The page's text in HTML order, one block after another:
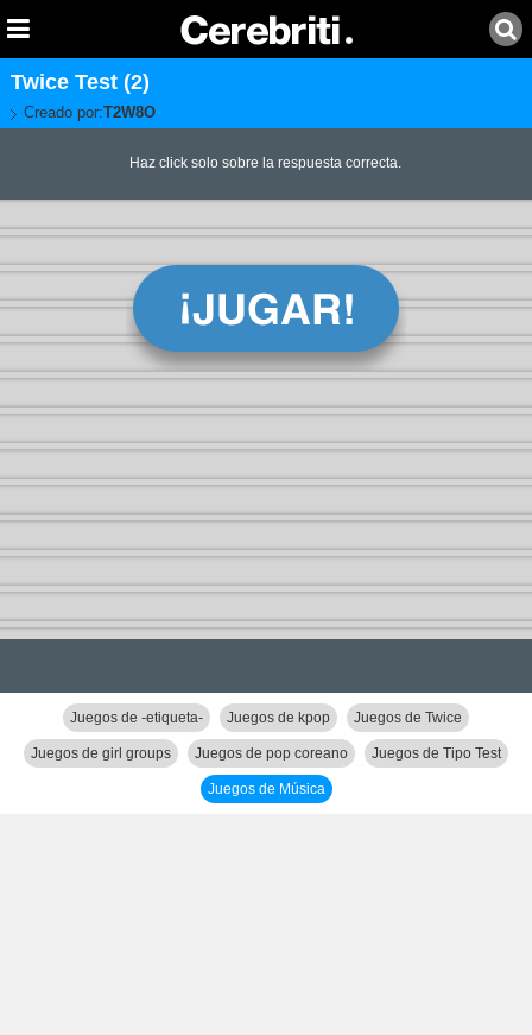
Twice Test (2)
Creado por:T2W8O
Haz click solo sobre la respuesta correcta.
Juegos de -etiqueta- Juegos de kpop Juegos de Twice
Juegos de girl groups Juegos de pop coreano Juegos de Tipo Test
Juegos de Música